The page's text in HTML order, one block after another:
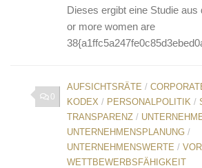
Dieses ergibt eine Studie
or more women are
0
AUFSICHTSRÄTE /
KODEX / PERSONALPOLITIK /
TRANSPARENZ /
UNTERNEHMENSPLANUNG /
UNTERNEHMENSWERTE /
WETTBEWERBSFÄHIGKEIT